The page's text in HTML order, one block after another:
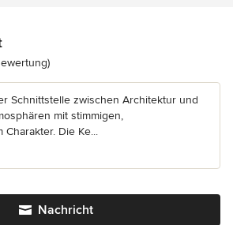
5 von 5 Sternen
Schnittstelle zwischen Architektur und
mit stimmigen,
Die Ke...
Nachricht